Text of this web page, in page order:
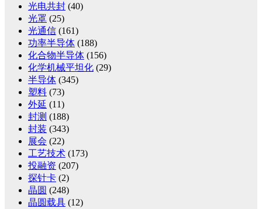
光电共封 (40)
光罩 (25)
光通信 (161)
功率半导体 (188)
化合物半导体 (156)
化学机械平坦化 (29)
半导体 (345)
塑料 (73)
外延 (11)
封测 (188)
封装 (343)
展会 (22)
工艺技术 (173)
投融资 (207)
探针卡 (2)
晶圆 (248)
晶圆载具 (12)